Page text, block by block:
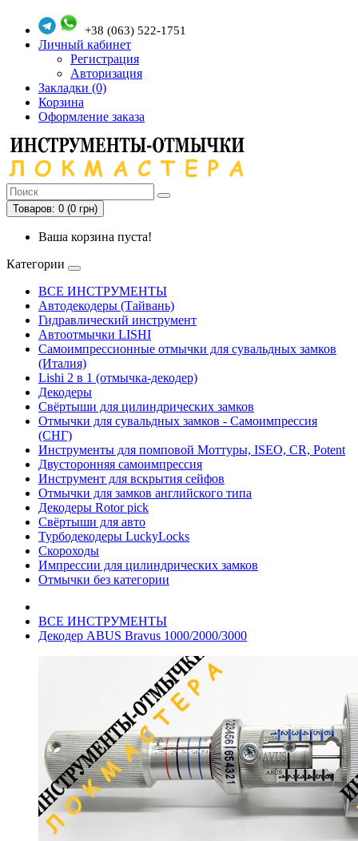
+38 (063) 522-1751
Личный кабинет
Регистрация
Авторизация
Закладки (0)
Корзина
Оформление заказа
Товаров: 0 (0 грн)
Ваша корзина пуста!
Категории
ВСЕ ИНСТРУМЕНТЫ
Автодекодеры (Тайвань)
Гидравлический инструмент
Автоотмычки LISHI
Самоимпрессионные отмычки для сувальдных замков
(Италия)
Lishi 2 в 1 (отмычка-декодер)
Декодеры
Свёртыши для цилиндрических замков
Отмычки для сувальдных замков - Самоимпрессия
(СНГ)
Инструменты для помповой Моттуры, ISEO, CR, Potent
Двусторонняя самоимпрессия
Инструмент для вскрытия сейфов
Отмычки для замков английского типа
Декодеры Rotor pick
Свёртыши для авто
Турбодекодеры LuckyLocks
Скороходы
Импрессии для цилиндрических замков
Отмычки без категории
ВСЕ ИНСТРУМЕНТЫ
Декодер ABUS Bravus 1000/2000/3000